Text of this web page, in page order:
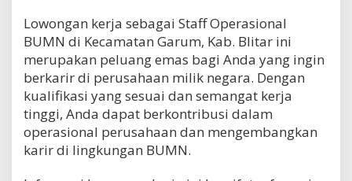
Lowongan kerja sebagai Staff Operasional
BUMN di Kecamatan Garum, Kab. Blitar ini
merupakan peluang emas bagi Anda yang ingin
berkarir di perusahaan milik negara. Dengan
kualifikasi yang sesuai dan semangat kerja
tinggi, Anda dapat berkontribusi dalam
operasional perusahaan dan mengembangkan
karir di lingkungan BUMN.